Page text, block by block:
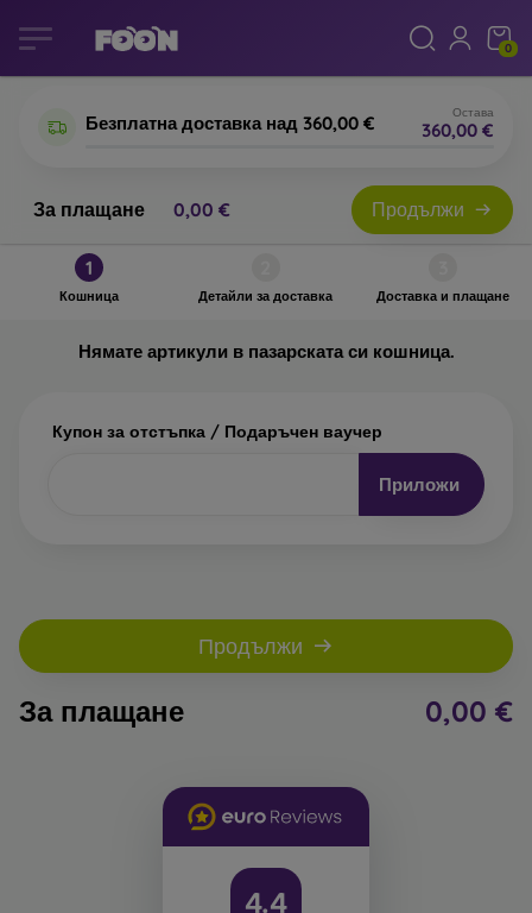
0
Безплатна доставка над 360,00 € Остава
360,00 €
За плащане 0,00 € Продължи
Пазарска кошница
1
Кошница Детайли за доставка Доставка и плащане
Нямате артикули в пазарската си кошница.
Купон за отстъпка / Подаръчен ваучер
Приложи
Продължи
За плащане 0,00 €
4.4